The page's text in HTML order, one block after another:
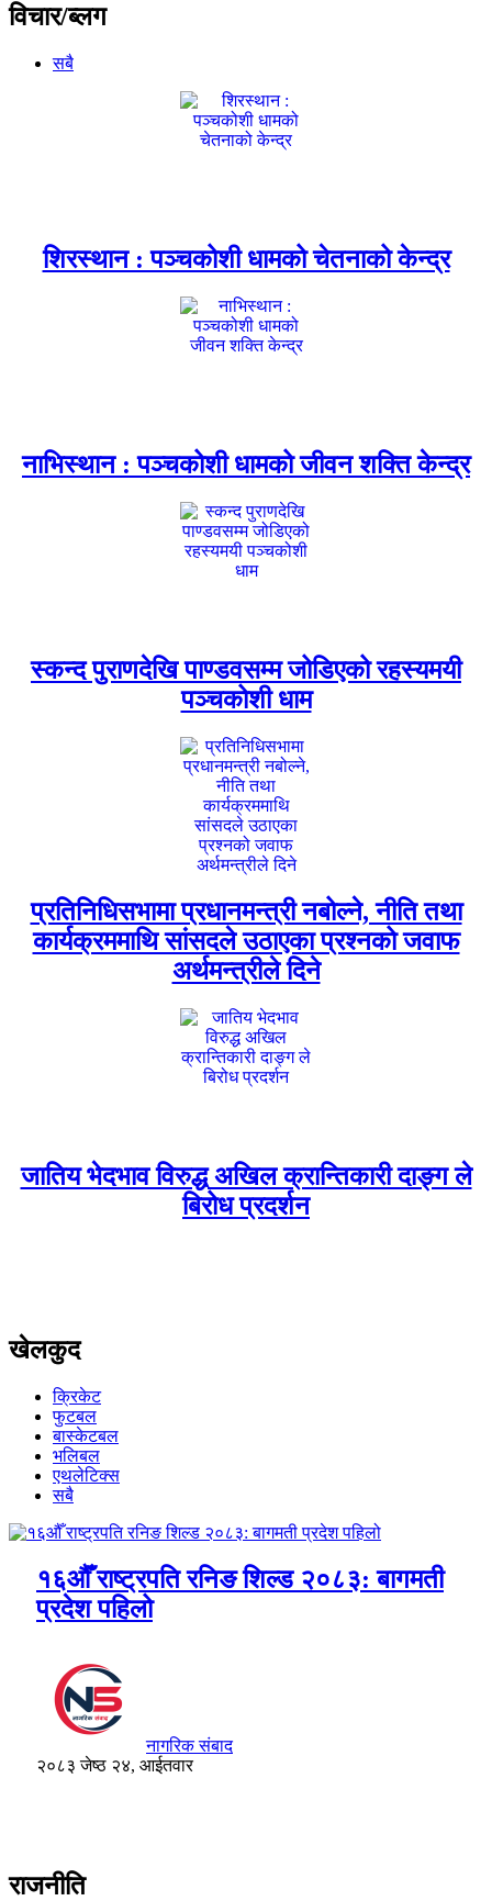
विचार/ब्लग
सबै
शिरस्थान : पञ्चकोशी धामको चेतनाको केन्द्र
नाभिस्थान : पञ्चकोशी धामको जीवन शक्ति केन्द्र
स्कन्द पुराणदेखि पाण्डवसम्म जोडिएको रहस्यमयी
पञ्चकोशी धाम
प्रतिनिधिसभामा प्रधानमन्त्री नबोल्ने, नीति तथा
कार्यक्रममाथि सांसदले उठाएका प्रश्नको जवाफ
अर्थमन्त्रीले दिने
जातिय भेदभाव विरुद्ध अखिल क्रान्तिकारी दाङ्ग ले
बिरोध प्रदर्शन
खेलकुद
क्रिकेट
फुटबल
बास्केटबल
भलिबल
एथलेटिक्स
सबै
१६औँ राष्ट्रपति रनिङ शिल्ड २०८३: बागमती
प्रदेश पहिलो
नागरिक संबाद
२०८३ जेष्ठ २४, आईतवार
राजनीति